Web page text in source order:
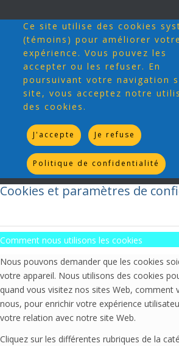
Ce site utilise des cookies
(témoins) pour améliorer votre
expérience. Vous pouvez les
accepter ou les refuser. En
poursuivant votre navigation
site, vous acceptez notre
des cookies.
J'accepte Je refuse
Politique de confidentialité
Cookies et paramètres de
Comment nous utilisons les cookies
Nous pouvons demander que les cookies
votre appareil. Nous utilisons des cookies
quand vous visitez nos sites Web, comment
nous, pour enrichir votre expérience
votre relation avec notre site Web.
Cliquez sur les différentes rubriques de la